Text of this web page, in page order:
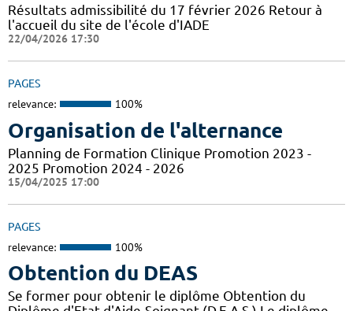
Résultats admissibilité du 17 février 2026 Retour à
l'accueil du site de l'école d'IADE
22/04/2026 17:30
PAGES
relevance: 100%
Organisation de l'alternance
Planning de Formation Clinique Promotion 2023 -
2025 Promotion 2024 - 2026
15/04/2025 17:00
PAGES
relevance: 100%
Obtention du DEAS
Se former pour obtenir le diplôme Obtention du